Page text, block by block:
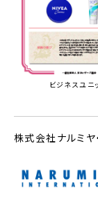
ビジネスユニ
株式会社ナルミ